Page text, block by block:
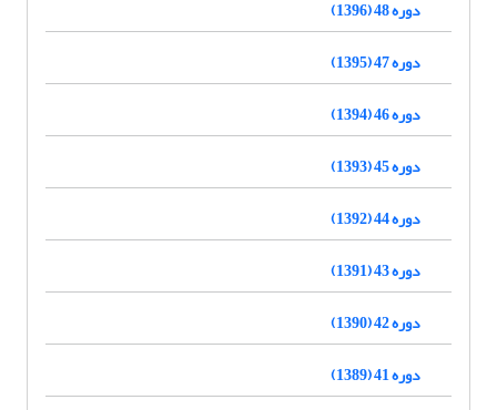
دوره 48 (1396)
دوره 47 (1395)
دوره 46 (1394)
دوره 45 (1393)
دوره 44 (1392)
دوره 43 (1391)
دوره 42 (1390)
دوره 41 (1389)